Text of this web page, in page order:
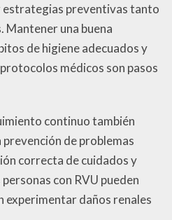
estrategias preventivas tanto
Mantener una buena
de higiene adecuados y
médicos son pasos
continuo también
prevención de problemas
correcta de cuidados y
con RVU pueden
experimentar daños renales